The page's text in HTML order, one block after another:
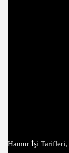
Hamur İşi Tarifleri,